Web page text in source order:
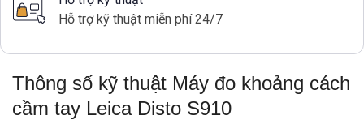
Hỗ trợ kỹ thuật miễn phí 24/7
Thông số kỹ thuật Máy đo khoảng cách
cầm tay Leica Disto S910